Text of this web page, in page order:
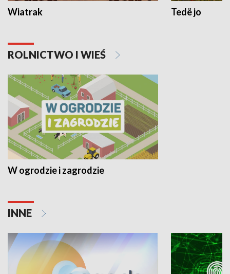
Wiatrak Tedë jo
ROLNICTWO I WIEŚ
W ogrodzie i zagrodzie
INNE